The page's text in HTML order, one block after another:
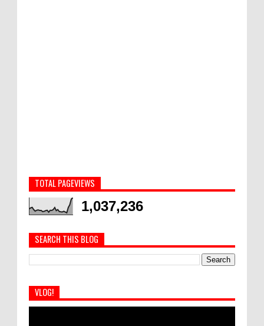
TOTAL PAGEVIEWS
1,037,236
SEARCH THIS BLOG
VLOG!